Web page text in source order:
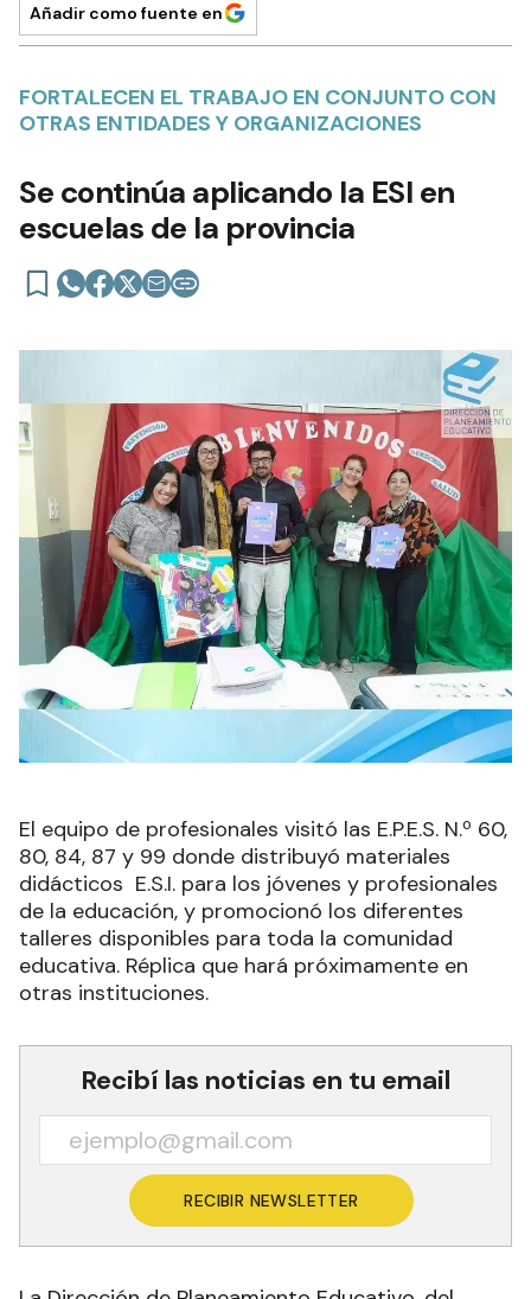
Añadir como fuente en
FORTALECEN EL TRABAJO EN CONJUNTO CON
OTRAS ENTIDADES Y ORGANIZACIONES
Se continúa aplicando la ESI en
escuelas de la provincia
El equipo de profesionales visitó las E.P.E.S. N.º 60,
80, 84, 87 y 99 donde distribuyó materiales
didácticos E.S.I. para los jóvenes y profesionales
de la educación, y promocionó los diferentes
talleres disponibles para toda la comunidad
educativa. Réplica que hará próximamente en
otras instituciones.
Recibí las noticias en tu email
RECIBIR NEWSLETTER